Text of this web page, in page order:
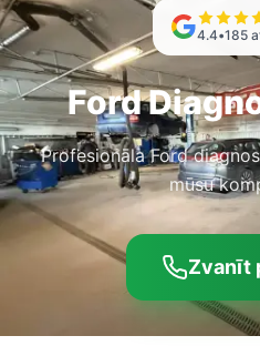
4.4•185
Ford
Profesionāla Ford
mūsu
Zvanīt